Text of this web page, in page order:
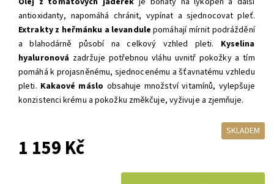
antioxidanty, napomáhá chránit, vypínat a sjednocovat pleť.
Extrakty z heřmánku a levandulepomáhají mírnit podráždění
a blahodárně působí na celkový vzhled pleti. Kyselina
hyaluronová zadržuje potřebnou vláhu uvnitř pokožky a tím
pomáhá k projasněnému, sjednocenému a šťavnatému vzhledu
pleti. Kakaové máslo obsahuje množství vitamínů, vylepšuje
konzistenci krému a pokožku změkčuje, vyživuje a zjemňuje.
SKLADEM
1 159 Kč